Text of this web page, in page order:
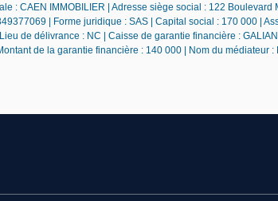
: CAEN IMMOBILIER | Adresse siège social : 122
| Forme juridique : SAS | Capital social : 170 000 |
de délivrance : NC | Caisse de garantie financière :
de la garantie financière : 140 000 | Nom du médiateur :